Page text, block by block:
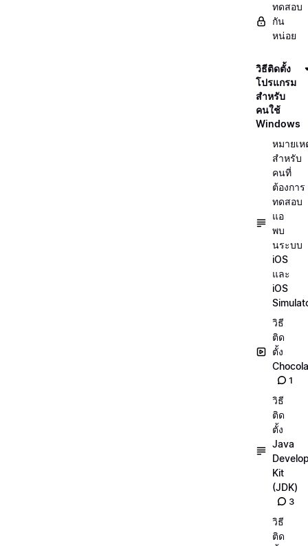
ทดสอบ
กัน
หน่อย
วิธีติดตั้ง
โปรแกรม
สำหรับ
คนใช้
Windows
หมายเห
สำหรับ
คนที่
ต้องการ
ทดสอบ
แอ
พบ
นระบบ
iOS
และ
iOS
วิธี
ติด
ตั้ง
1
วิธี
ติด
ตั้ง
Java
Kit
(JDK)
3
วิธี
ติด